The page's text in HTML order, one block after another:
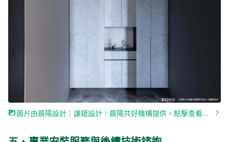
圖片由晨陽設計｜謙鐿設計｜晨陽共好機構提供，點擊查看作品詳情»